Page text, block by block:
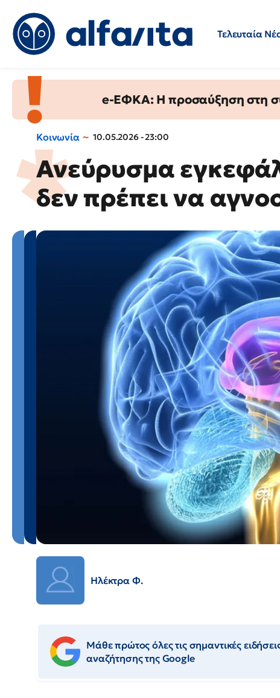
Τελευταία
e-ΕΦΚΑ: Η προσαύξηση στη
Κοινωνία 10.05.2026 - 23:00
Ανεύρυσμα
δεν πρέπει να
Ηλέκτρα Φ.
Μάθε πρώτος όλες τις σημαντικές
αναζήτησης της Google